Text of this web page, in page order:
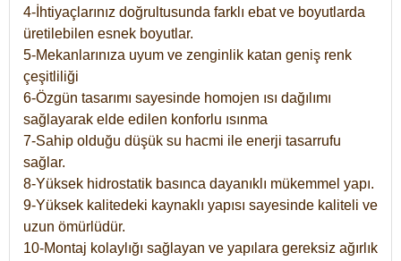
4-İhtiyaçlarınız doğrultusunda farklı ebat ve boyutlarda
üretilebilen esnek boyutlar.
5-Mekanlarınıza uyum ve zenginlik katan geniş renk
çeşitliliği
6-Özgün tasarımı sayesinde homojen ısı dağılımı
sağlayarak elde edilen konforlu ısınma
7-Sahip olduğu düşük su hacmi ile enerji tasarrufu
sağlar.
8-Yüksek hidrostatik basınca dayanıklı mükemmel yapı.
9-Yüksek kalitedeki kaynaklı yapısı sayesinde kaliteli ve
uzun ömürlüdür.
10-Montaj kolaylığı sağlayan ve yapılara gereksiz ağırlık